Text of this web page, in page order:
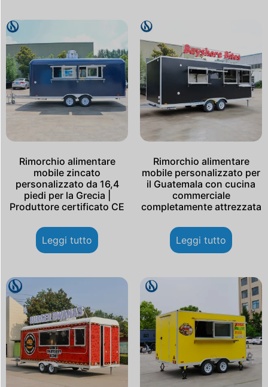
Rimorchio alimentare
mobile zincato
personalizzato da 16,4
piedi per la Grecia |
Produttore certificato CE
Leggi tutto
Rimorchio alimentare
mobile personalizzato per
il Guatemala con cucina
commerciale
completamente attrezzata
Leggi tutto